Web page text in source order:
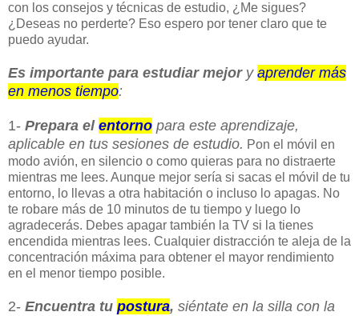
con los consejos y técnicas de estudio, ¿Me sigues?
¿Deseas no perderte? Eso espero por tener claro que te
puedo ayudar.
Es importante para estudiar mejor y aprender más
en menos tiempo:
1- Prepara el entorno para este aprendizaje,
aplicable en tus sesiones de estudio. Pon el móvil en
modo avión, en silencio o como quieras para no distraerte
mientras me lees. Aunque mejor sería si sacas el móvil de tu
entorno, lo llevas a otra habitación o incluso lo apagas. No
te robare más de 10 minutos de tu tiempo y luego lo
agradecerás. Debes apagar también la TV si la tienes
encendida mientras lees. Cualquier distracción te aleja de la
concentración máxima para obtener el mayor rendimiento
en el menor tiempo posible.
2- Encuentra tu postura, siéntate en la silla con la